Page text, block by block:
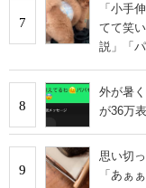
7
「小手
てて笑
説」「
8
外が暑
が36万
9
思い切
「あぁ